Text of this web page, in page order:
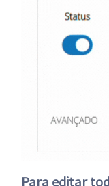
Para editar